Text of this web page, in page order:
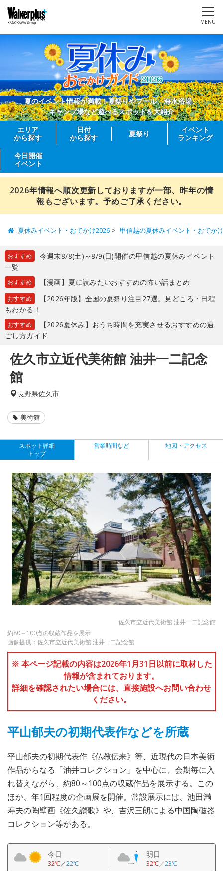
MENU
夏のイベント情報が満載！夏祭りやプール、海水浴場、
キャンプ場など遊べるスポットを大紹介
エリア
から探す
日付
から探す
夏祭り
イベント
ランキング
今日開催
イベント
2026年情報へ順次更新しておりますが一部、昨年の情
報もございます。予めご了承ください。
夏休みイベント・おでかけ2026 甲信越の夏休みイベント・おでか
おすすめ
今週末8/8(土)～8/9(日)開催の甲信越の夏休みイベント
一覧
おすすめ 【漫画】夏に読みたいおすすめの怖い話まとめ
おすすめ
【2026年版】全国の夏祭り注目27選。見どころ・日程
もわかる！
おすすめ
【2026夏休み】おうち時間を充実させるおすすめの過
ごし方ガイド
佐久市立近代美術館 油井一二記念
館
長野県佐久市
美術館
スポット詳細
トップ
営業時間など 地図・アクセス
佐久市立近代美術館 油井一二記念館
約80～100点の収蔵作品を展示
画像提供：佐久市立近代美術館 油井一二記念館
※ 本ページ記載の内容は2026年1月31日以前に取材した
情報が含まれております。
詳細を確認されたい場合には、直接施設へお問い合わせ
ください。
平山郁夫の初期代表作などを所蔵
平山郁夫の初期代表作《仏教伝来》等、近現代の日本美術
作品からなる「油井コレクション」を中心に、会期毎に入
れ替えながら、約80～100点の収蔵作品を展示する。この
ほか、年1回程度の企画展を開催。常設展示には、池田満
寿夫の陶壁画《佐久讃歌》や、吉沢三朗による中国陶磁器
コレクション等がある。
今日
32℃／22℃
明日
32℃／23℃